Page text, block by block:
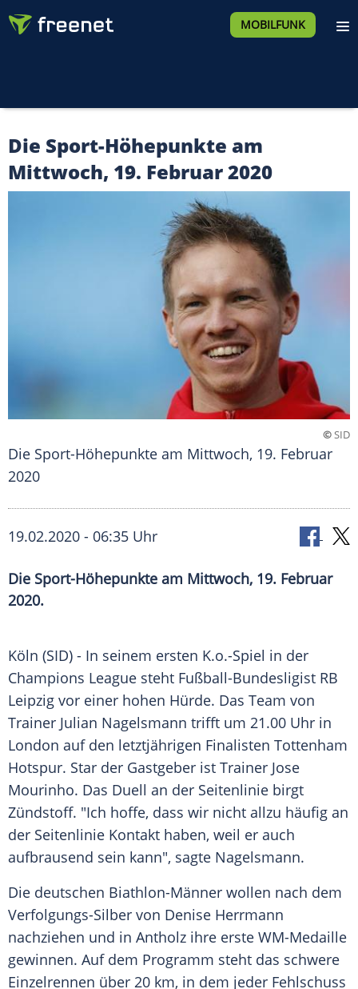
MOBILFUNK
Die Sport-Höhepunkte am
Mittwoch, 19. Februar 2020
©SID
Die Sport-Höhepunkte am Mittwoch, 19. Februar
2020
19.02.2020 - 06:35 Uhr
Die Sport-Höhepunkte am Mittwoch, 19. Februar
2020.
Köln (SID) - In seinem ersten K.o.-Spiel in der
Champions League steht Fußball-Bundesligist RB
Leipzig vor einer hohen Hürde. Das Team von
Trainer Julian Nagelsmann trifft um 21.00 Uhr in
London auf den letztjährigen Finalisten Tottenham
Hotspur. Star der Gastgeber ist Trainer Jose
Mourinho. Das Duell an der Seitenlinie birgt
Zündstoff. "Ich hoffe, dass wir nicht allzu häufig an
der Seitenlinie Kontakt haben, weil er auch
aufbrausend sein kann", sagte Nagelsmann.
Die deutschen Biathlon-Männer wollen nach dem
Verfolgungs-Silber von Denise Herrmann
nachziehen und in Antholz ihre erste WM-Medaille
gewinnen. Auf dem Programm steht das schwere
Einzelrennen über 20 km, in dem jeder Fehlschuss